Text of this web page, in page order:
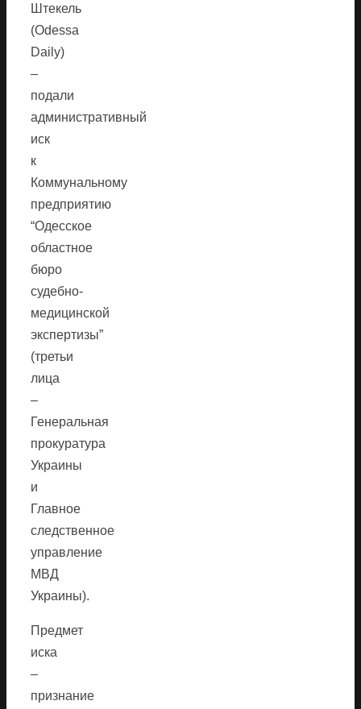
Штекель
(Odessa
Daily)
–
подали
административный
иск
к
Коммунальному
предприятию
“Одесское
областное
бюро
судебно-
медицинской
экспертизы”
(третьи
лица
–
Генеральная
прокуратура
Украины
и
Главное
следственное
управление
МВД
Украины).
Предмет
иска
–
признание